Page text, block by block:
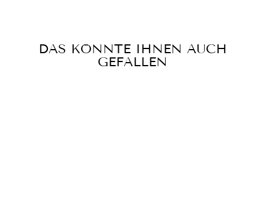
DAS KÖNNTE IHNEN AUCH
GEFALLEN